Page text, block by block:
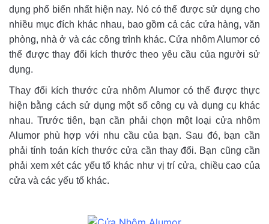
dụng phổ biến nhất hiện nay. Nó có thể được sử dụng cho
nhiều mục đích khác nhau, bao gồm cả các cửa hàng, văn
phòng, nhà ở và các công trình khác. Cửa nhôm Alumor có
thể được thay đổi kích thước theo yêu cầu của người sử
dụng.
Thay đổi kích thước cửa nhôm Alumor có thể được thực
hiện bằng cách sử dụng một số công cụ và dụng cụ khác
nhau. Trước tiên, bạn cần phải chọn một loại cửa nhôm
Alumor phù hợp với nhu cầu của bạn. Sau đó, bạn cần
phải tính toán kích thước cửa cần thay đổi. Bạn cũng cần
phải xem xét các yếu tố khác như vị trí cửa, chiều cao của
cửa và các yếu tố khác.